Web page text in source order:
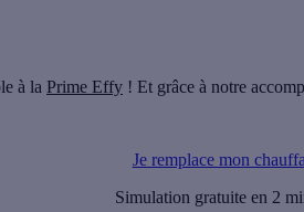
à la Prime Effy ! Et grâce à notre
Je remplace mon
Simulation gratuite en 2